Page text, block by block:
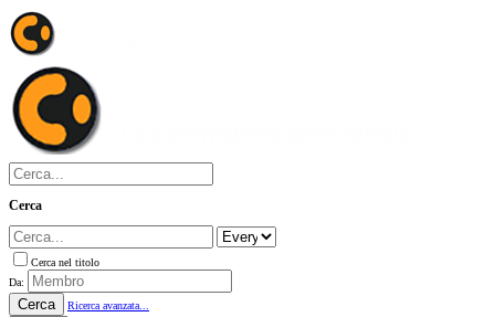
Cerca
Cerca nel titolo
Da:
Cerca Ricerca avanzata...